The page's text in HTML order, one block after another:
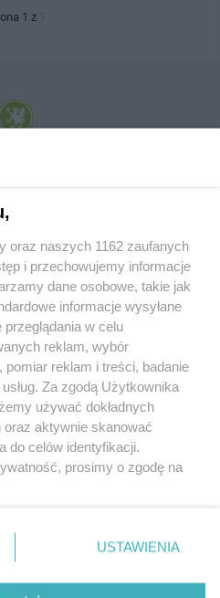
1 z 1
Internetowy Serwis Informacyjny Miasta
HOSTING
RSS FACEBOOK KONTAKT
serwisy
Muzyka i kultura
Archiwum wydarzeń
Zdjęcia miasta
oraz naszych 1162 zaufanych
i przechowujemy informacje
dane osobowe, takie jak
informacje wysyłane
w celu
reklam, wybór
reklam i treści, badanie
Za zgodą Użytkownika
używać dokładnych
aktywnie skanować
do celów identyfikacji.
prosimy o zgodę na
rogu strony
. Niektóre
USTAWIENIA